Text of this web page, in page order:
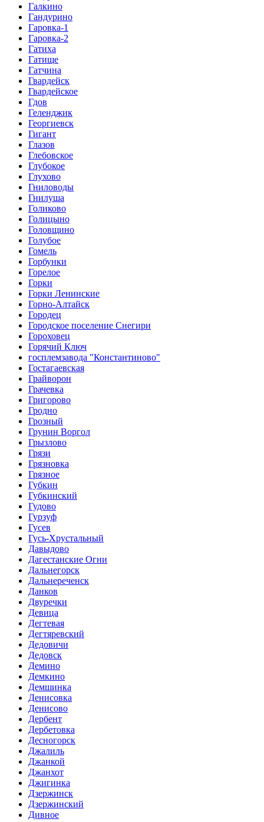
Галкино
Гандурино
Гаровка-1
Гаровка-2
Гатиха
Гатище
Гатчина
Гвардейск
Гвардейское
Гдов
Геленджик
Георгиевск
Гигант
Глазов
Глебовское
Глубокое
Глухово
Гниловоды
Гнилуша
Голиково
Голицыно
Головщино
Голубое
Гомель
Горбунки
Горелое
Горки
Горки Ленинские
Горно-Алтайск
Городец
Городское поселение Снегири
Гороховец
Горячий Ключ
госплемзавода "Константиново"
Гостагаевская
Грайворон
Грачевка
Григорово
Гродно
Грозный
Грунин Воргол
Грызлово
Грязи
Грязновка
Грязное
Губкин
Губкинский
Гудово
Гурзуф
Гусев
Гусь-Хрустальный
Давыдово
Дагестанские Огни
Дальнегорск
Дальнереченск
Данков
Двуречки
Девица
Дегтевая
Дегтяревский
Дедовичи
Дедовск
Демино
Демкино
Демшинка
Денисовка
Денисово
Дербент
Дербетовка
Десногорск
Джалиль
Джанкой
Джанхот
Джигинка
Дзержинск
Дзержинский
Дивное